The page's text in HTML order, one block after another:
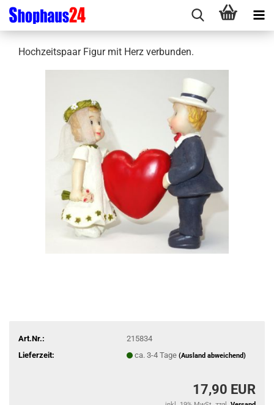
Hochzeitspaar Figur mit Herz verbunden.
Art.Nr.:
215834
Lieferzeit:
ca. 3-4 Tage (Ausland abweichend)
17,90 EUR